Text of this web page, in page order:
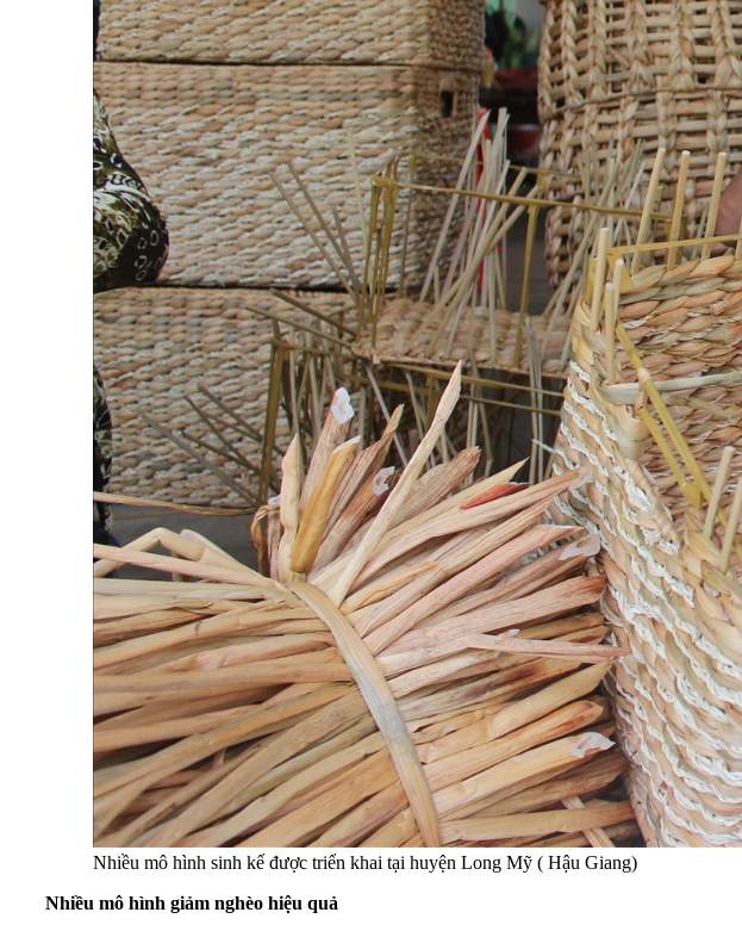
Nhiều mô hình sinh kế được triển khai tại huyện Long Mỹ ( Hậu Giang)
Nhiều mô hình giảm nghèo hiệu quả